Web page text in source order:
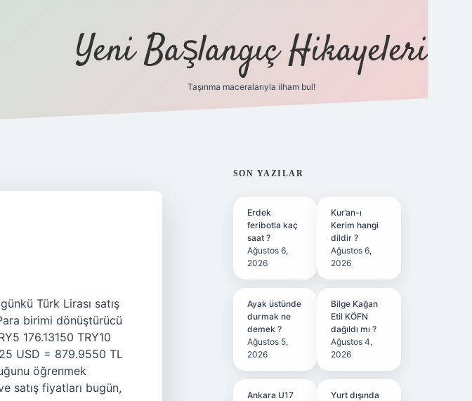
Yeni Başlangıç Hikayeleri
Taşınma maceralarıyla ilham bul!
Türk Lirası satış
birimi dönüştürücü
176.13150 TRY10
USD = 879.9550 TL
öğrenmek
satış fiyatları bugün,
SIDEBAR
SON YAZILAR
Erdek
feribotla kaç
saat ?
Ağustos 6,
2026
Kur’an-ı
Kerim hangi
dildir ?
Ağustos 6,
2026
Ayak üstünde
durmak ne
demek ?
Ağustos 5,
2026
Bilge Kağan
Etil KÖFN
dağıldı mı ?
Ağustos 4,
2026
Ankara U17
Yurt dışında